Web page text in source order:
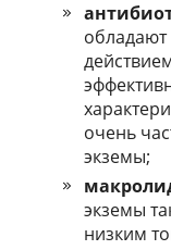
очень
экземы;
экземы
низким